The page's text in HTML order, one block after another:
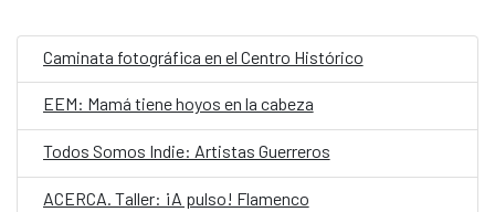
Caminata fotográfica en el Centro Histórico
EEM: Mamá tiene hoyos en la cabeza
Todos Somos Indie: Artistas Guerreros
ACERCA. Taller: ¡A pulso! Flamenco